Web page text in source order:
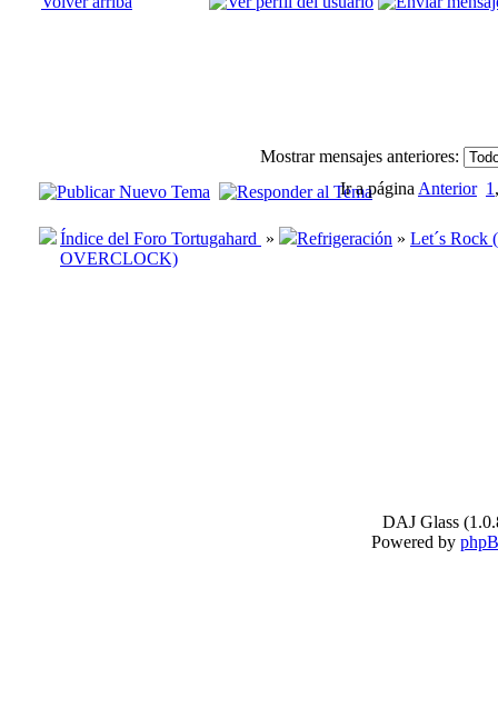
Mostrar mensajes anteriores:
Ir a página Anterior 1
Índice del Foro Tortugahard » Refrigeración » Let´s Rock
OVERCLOCK)
DAJ Glass
Powered by